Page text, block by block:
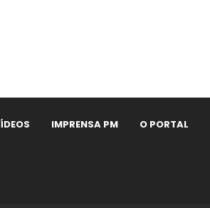
IMPRENSA PM O PORTAL